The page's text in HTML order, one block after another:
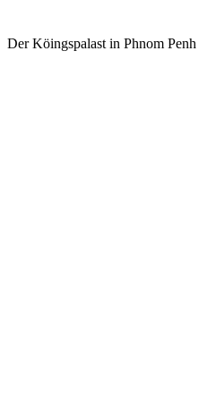
Der Köingspalast in Phnom Penh